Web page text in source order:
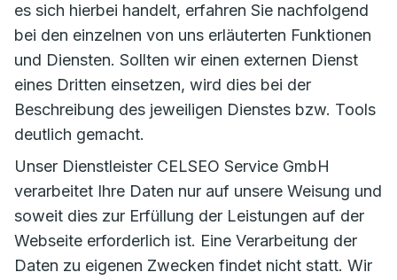
es sich hierbei handelt, erfahren Sie nachfolgend
bei den einzelnen von uns erläuterten Funktionen
und Diensten. Sollten wir einen externen Dienst
eines Dritten einsetzen, wird dies bei der
Beschreibung des jeweiligen Dienstes bzw. Tools
deutlich gemacht.
Unser Dienstleister CELSEO Service GmbH
verarbeitet Ihre Daten nur auf unsere Weisung und
soweit dies zur Erfüllung der Leistungen auf der
Webseite erforderlich ist. Eine Verarbeitung der
Daten zu eigenen Zwecken findet nicht statt. Wir